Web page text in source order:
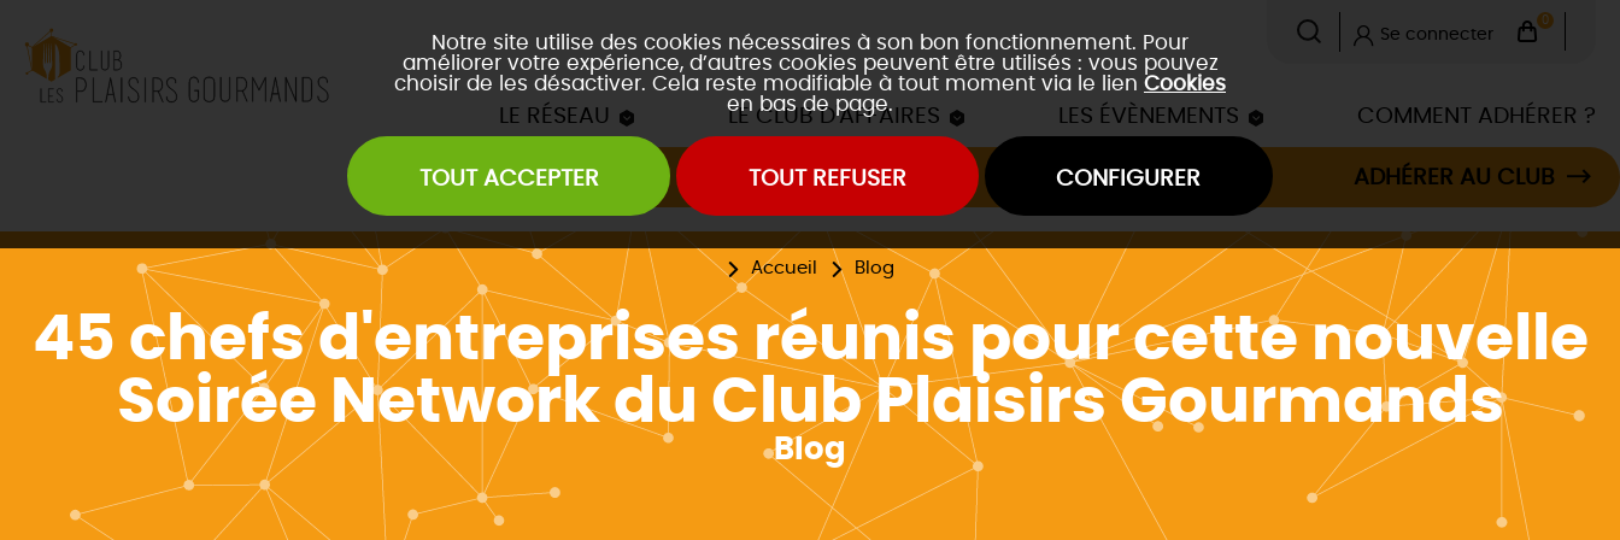
Notre site utilise des cookies nécessaires à son bon fonctionnement. Pour
améliorer votre expérience, d’autres cookies peuvent être utilisés : vous pouvez
choisir de les désactiver. Cela reste modifiable à tout moment via le lien Cookies
en bas de page.
TOUT ACCEPTER TOUT REFUSER CONFIGURER
0
Se connecter
LE RÉSEAU LE CLUB D'AFFAIRES LES ÉVÈNEMENTS
Les Afterwork du Club
Évènements Inter Club
Les mâchons du Club
Les event's "À la découverte de..."
COMMENT ADHÉRER ?
ADHÉRER AU CLUB
Accueil Blog
45 chefs d'entreprises réunis pour cette nouvelle
Soirée Network du Club Plaisirs Gourmands
Blog